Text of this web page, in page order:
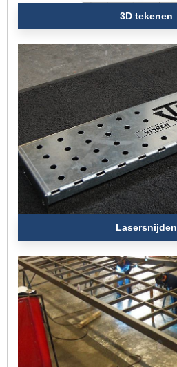
3D tekenen
Lasersnijden